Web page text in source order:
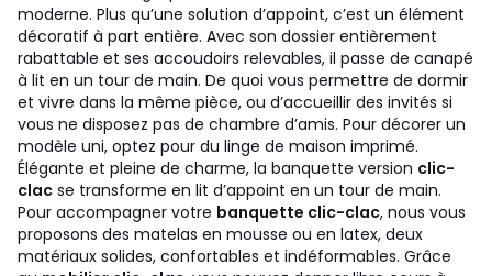
moderne. Plus qu’une solution d’appoint, c’est un élément
décoratif à part entière. Avec son dossier entièrement
rabattable et ses accoudoirs relevables, il passe de canapé
à lit en un tour de main. De quoi vous permettre de dormir
et vivre dans la même pièce, ou d’accueillir des invités si
vous ne disposez pas de chambre d’amis. Pour décorer un
modèle uni, optez pour du linge de maison imprimé.
Élégante et pleine de charme, la banquette version clic-
clac se transforme en lit d’appoint en un tour de main.
Pour accompagner votre banquette clic-clac, nous vous
proposons des matelas en mousse ou en latex, deux
matériaux solides, confortables et indéformables. Grâce